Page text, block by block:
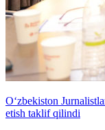
O‘zbekiston
etish taklif qilindi